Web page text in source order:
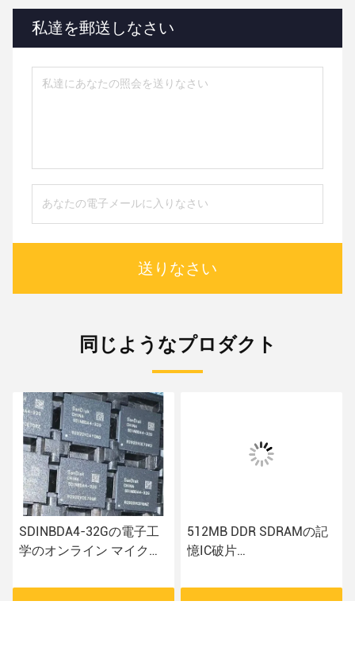
私達を郵送しなさい
送りなさい
同じようなプロダクト
SDINBDA4-32Gの電子工
学のオンライン マイクロ
品
512MB DDR SDRAMの記
憶IC破片
18WE.4